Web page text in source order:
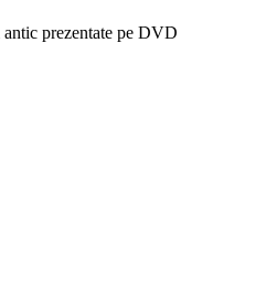
prezentate pe DVD